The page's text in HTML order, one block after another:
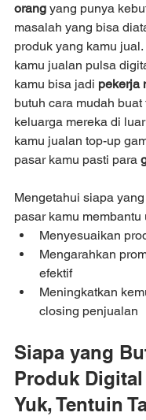
orang yang punya
masalah yang bisa
produk yang kamu
kamu jualan pulsa
kamu bisa jadi pekerja
butuh cara mudah
keluarga mereka di
kamu jualan top-up
pasar kamu pasti para
Mengetahui siapa
pasar kamu membantu
Menyesuaikan
Mengarahkan
efektif
Meningkatkan
closing penjualan
Siapa yang
Produk
Yuk, Tentuin